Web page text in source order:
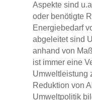
Aspekte sind
oder benötigte
Energiebedarf
abgeleitet sind
anhand von
ist immer eine
Umweltleistung
Reduktion von
Umweltpolitik